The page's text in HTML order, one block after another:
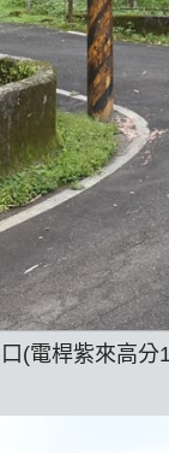
(電桿紫來高分